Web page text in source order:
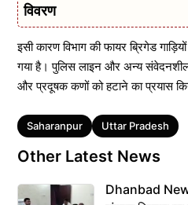
विवरण
इसी कारण विभाग की फायर ब्रिगेड
गया है। पुलिस लाइन और अन्य
और प्रदूषक कणों को हटाने का प्रयास
Tags
Saharanpur Uttar Pradesh
Other Latest News
Dhanbad